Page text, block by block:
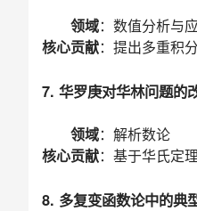
领域：数值分析与
核心贡献：提出多重积
7. 华罗庚对华林问题的
领域：解析数论
核心贡献：基于华氏定
8. 多复变函数论中的典